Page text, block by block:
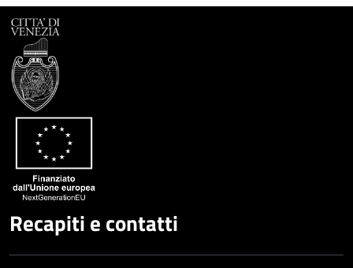
Recapiti e contatti